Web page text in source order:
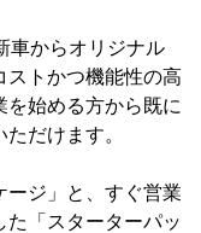
車からオリジナル
ストかつ機能性の高
を始める方から既に
だけます。
ージ」と、すぐ営業
た「スターターパッ